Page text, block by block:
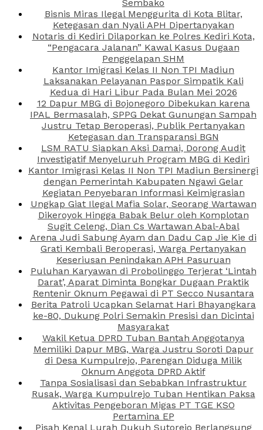
Sembako
Bisnis Miras Ilegal Menggurita di Kota Blitar,
Ketegasan dan Nyali APH Dipertanyakan
Notaris di Kediri Dilaporkan ke Polres Kediri Kota,
“Pengacara Jalanan” Kawal Kasus Dugaan
Penggelapan SHM
Kantor Imigrasi Kelas II Non TPI Madiun
Laksanakan Pelayanan Paspor Simpatik Kali
Kedua di Hari Libur Pada Bulan Mei 2026
12 Dapur MBG di Bojonegoro Dibekukan karena
IPAL Bermasalah, SPPG Dekat Gunungan Sampah
Justru Tetap Beroperasi, Publik Pertanyakan
Ketegasan dan Transparansi BGN
LSM RATU Siapkan Aksi Damai, Dorong Audit
Investigatif Menyeluruh Program MBG di Kediri
Kantor Imigrasi Kelas II Non TPI Madiun Bersinergi
dengan Pemerintah Kabupaten Ngawi Gelar
Kegiatan Penyebaran Informasi Keimigrasian
Ungkap Giat Ilegal Mafia Solar, Seorang Wartawan
Dikeroyok Hingga Babak Belur oleh Komplotan
Sugit Celeng, Dian Cs Wartawan Abal-Abal
Arena Judi Sabung Ayam dan Dadu Cap Jie Kie di
Grati Kembali Beroperasi, Warga Pertanyakan
Keseriusan Penindakan APH Pasuruan
Puluhan Karyawan di Probolinggo Terjerat ‘Lintah
Darat’, Aparat Diminta Bongkar Dugaan Praktik
Rentenir Oknum Pegawai di PT Secco Nusantara
Berita Patroli Ucapkan Selamat Hari Bhayangkara
ke-80, Dukung Polri Semakin Presisi dan Dicintai
Masyarakat
Wakil Ketua DPRD Tuban Bantah Anggotanya
Memiliki Dapur MBG, Warga Justru Soroti Dapur
di Desa Kumpulrejo, Parengan Diduga Milik
Oknum Anggota DPRD Aktif
Tanpa Sosialisasi dan Sebabkan Infrastruktur
Rusak, Warga Kumpulrejo Tuban Hentikan Paksa
Aktivitas Pengeboran Migas PT TGE KSO
Pertamina EP
Pisah Kenal Lurah Dukuh Sutorejo Berlangsung